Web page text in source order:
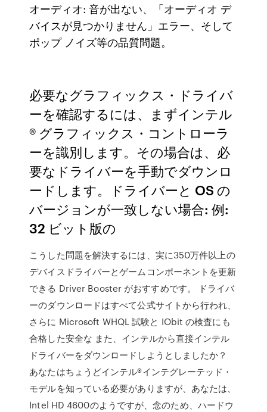
オーディオ: 音が出ない、「オーディオ デ
バイスが見つかりません」エラー、そして
ポップ ノイズ等の品質問題。
必要なグラフィックス・ドライバ
ーを確認するには、まずインテル
® グラフィックス・コントローラ
ーを識別します。その場合は、必
要なドライバーを手動でダウンロ
ードします。ドライバーと OS の
バージョンが一致しない場合: 例:
32 ビット版の
こうした問題を解決するには、実に350万件以上の
デバイスドライバーとゲームコンポーネントを更新
できる Driver Booster がおすすめです。 ドライバ
ーのダウンロードはすべて公式サイトから行われ、
さらに Microsoft WHQL 試験と IObit の検査にも
合格した安全な また、インテルから直接インテル
ドライバーをダウンロードしようとしましたか？
あなたはちょうどインテル®インテグレーテッド・
モデルを知っている必要がありますが、あなたは、
Intel HD 4600のようですが、念のため、ハードウ